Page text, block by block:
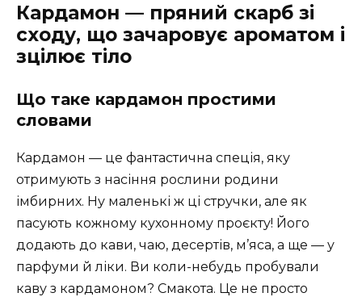
Кардамон — пряний скарб зі
сходу, що зачаровує ароматом і
зцілює тіло
Що таке кардамон простими
словами
Кардамон — це фантастична спеція, яку
отримують з насіння рослини родини
імбирних. Ну маленькі ж ці стручки, але як
пасують кожному кухонному проєкту! Його
додають до кави, чаю, десертів, м’яса, а ще — у
парфуми й ліки. Ви коли-небудь пробували
каву з кардамоном? Смакота. Це не просто